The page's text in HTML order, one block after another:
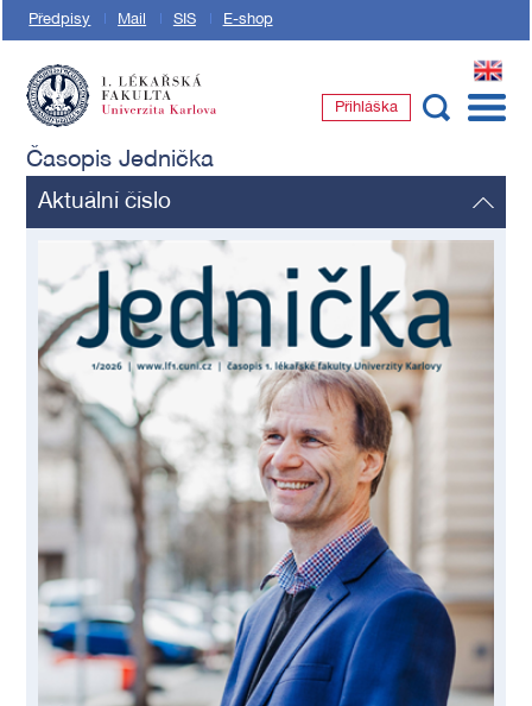
Předpisy Mail SIS E-shop
EN
Přihláška
Časopis Jednička
Aktuální číslo